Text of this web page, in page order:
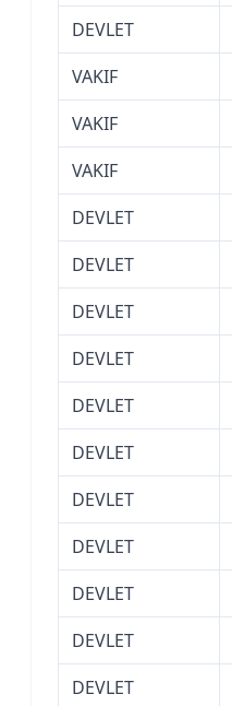
DEVLET
VAKIF
VAKIF
VAKIF
DEVLET
DEVLET
DEVLET
DEVLET
DEVLET
DEVLET
DEVLET
DEVLET
DEVLET
DEVLET
DEVLET